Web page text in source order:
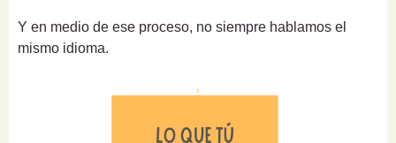
Y en medio de ese proceso, no siempre hablamos el
mismo idioma.